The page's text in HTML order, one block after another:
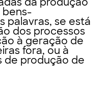
bens-
palavras, se está
dos processos
à geração de
fora, ou à
de produção de